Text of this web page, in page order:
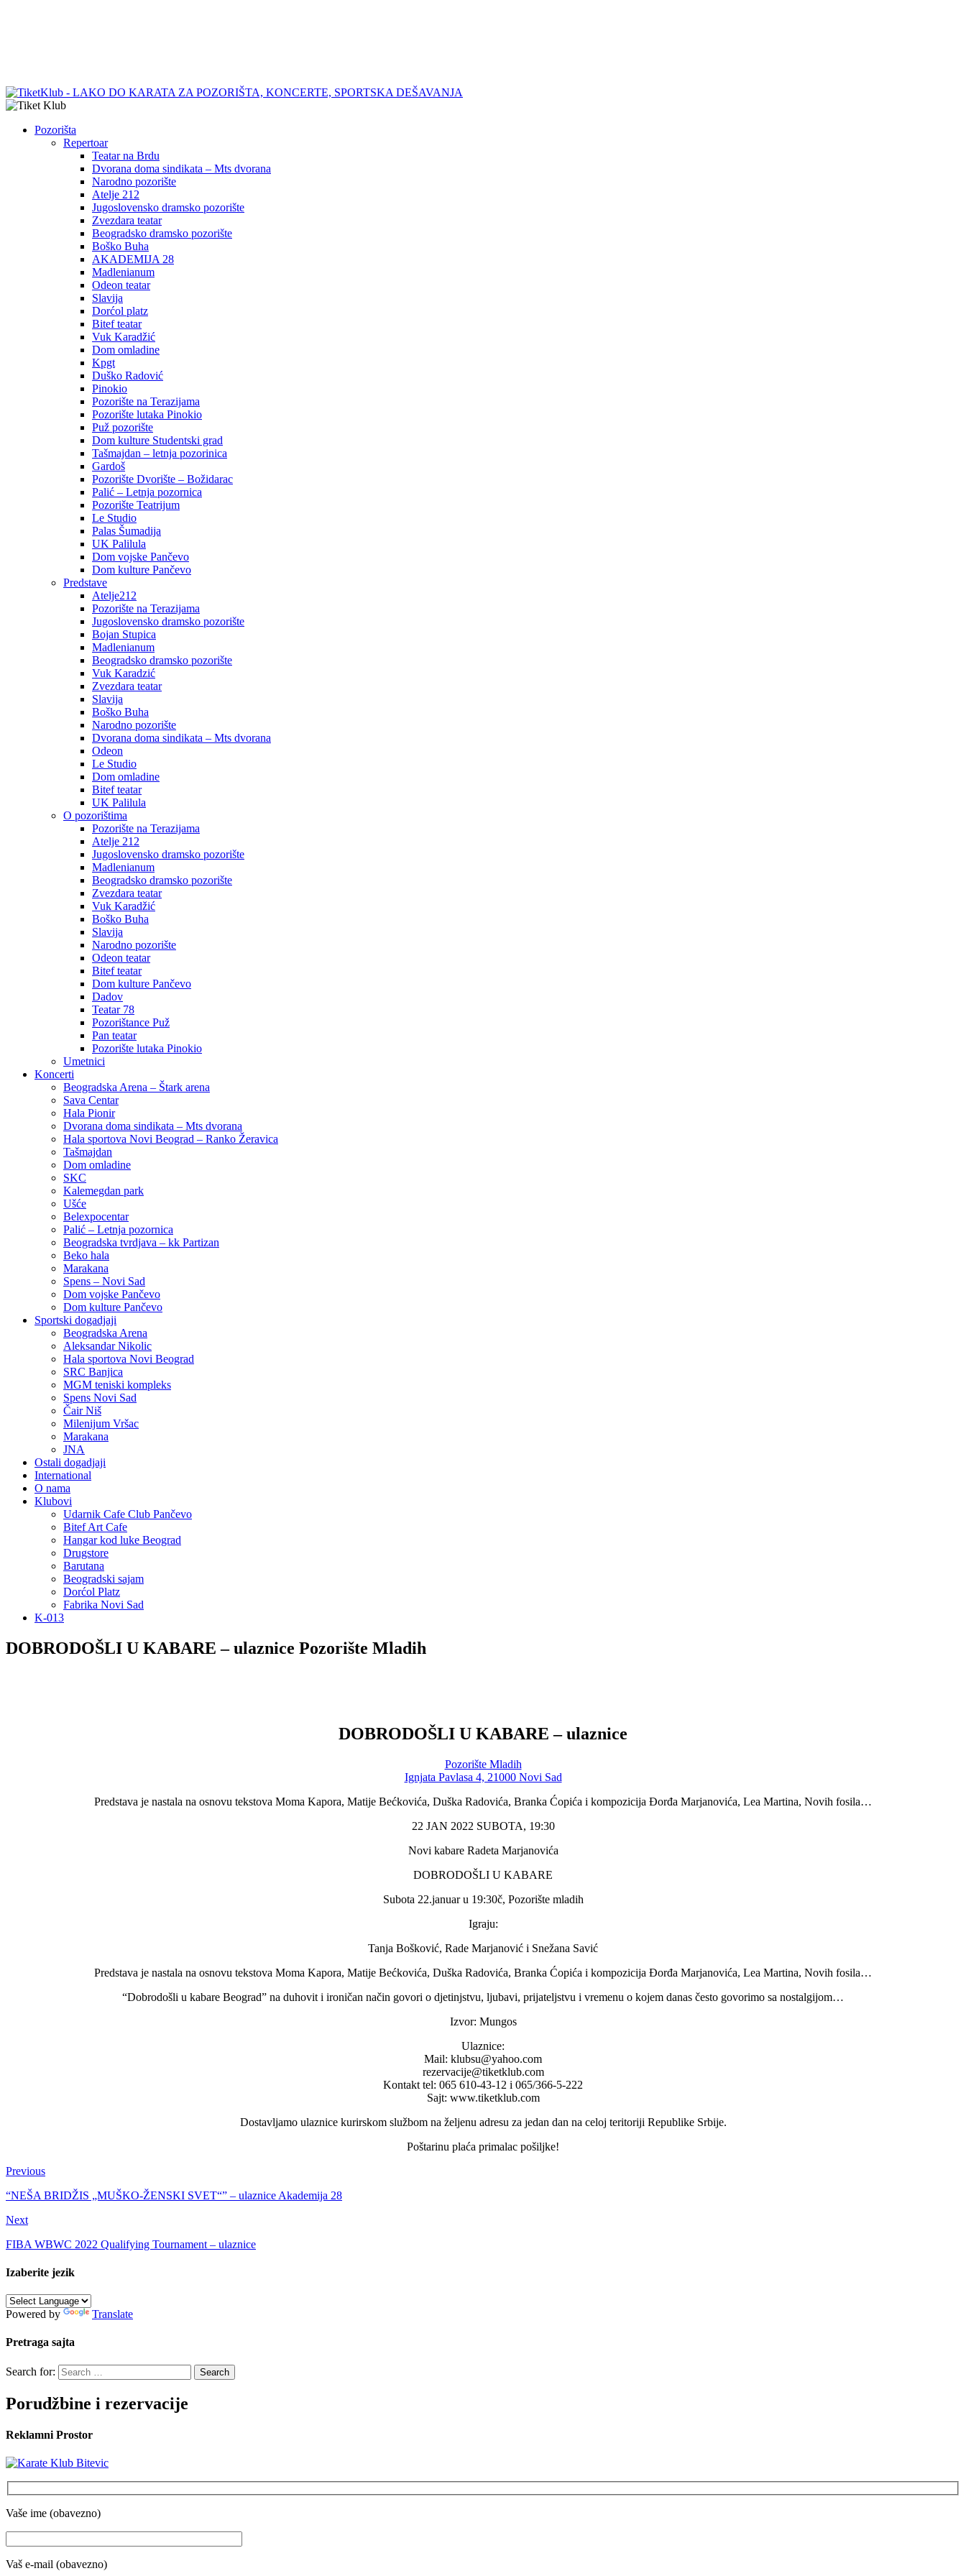
Pozorišta
Repertoar
Teatar na Brdu
Dvorana doma sindikata – Mts dvorana
Narodno pozorište
Atelje 212
Jugoslovensko dramsko pozorište
Zvezdara teatar
Beogradsko dramsko pozorište
Boško Buha
AKADEMIJA 28
Madlenianum
Odeon teatar
Slavija
Dorćol platz
Bitef teatar
Vuk Karadžić
Dom omladine
Kpgt
Duško Radović
Pinokio
Pozorište na Terazijama
Pozorište lutaka Pinokio
Puž pozorište
Dom kulture Studentski grad
Tašmajdan – letnja pozorinica
Gardoš
Pozorište Dvorište – Božidarac
Palić – Letnja pozornica
Pozorište Teatrijum
Le Studio
Palas Šumadija
UK Palilula
Dom vojske Pančevo
Dom kulture Pančevo
Predstave
Atelje212
Pozorište na Terazijama
Jugoslovensko dramsko pozorište
Bojan Stupica
Madlenianum
Beogradsko dramsko pozorište
Vuk Karadzić
Zvezdara teatar
Slavija
Boško Buha
Narodno pozorište
Dvorana doma sindikata – Mts dvorana
Odeon
Le Studio
Dom omladine
Bitef teatar
UK Palilula
O pozorištima
Pozorište na Terazijama
Atelje 212
Jugoslovensko dramsko pozorište
Madlenianum
Beogradsko dramsko pozorište
Zvezdara teatar
Vuk Karadžić
Boško Buha
Slavija
Narodno pozorište
Odeon teatar
Bitef teatar
Dom kulture Pančevo
Dadov
Teatar 78
Pozorištance Puž
Pan teatar
Pozorište lutaka Pinokio
Umetnici
Koncerti
Beogradska Arena – Štark arena
Sava Centar
Hala Pionir
Dvorana doma sindikata – Mts dvorana
Hala sportova Novi Beograd – Ranko Žeravica
Tašmajdan
Dom omladine
SKC
Kalemegdan park
Ušće
Belexpocentar
Palić – Letnja pozornica
Beogradska tvrdjava – kk Partizan
Beko hala
Marakana
Spens – Novi Sad
Dom vojske Pančevo
Dom kulture Pančevo
Sportski dogadjaji
Beogradska Arena
Aleksandar Nikolic
Hala sportova Novi Beograd
SRC Banjica
MGM teniski kompleks
Spens Novi Sad
Čair Niš
Milenijum Vršac
Marakana
JNA
Ostali dogadjaji
International
O nama
Klubovi
Udarnik Cafe Club Pančevo
Bitef Art Cafe
Hangar kod luke Beograd
Drugstore
Barutana
Beogradski sajam
Dorćol Platz
Fabrika Novi Sad
K-013
DOBRODOŠLI U KABARE – ulaznice Pozorište Mladih
DOBRODOŠLI U KABARE – ulaznice
Pozorište Mladih
Ignjata Pavlasa 4, 21000 Novi Sad
Predstava je nastala na osnovu tekstova Moma Kapora, Matije Bećkovića, Duška Radovića, Branka Ćopića i kompozicija Đorđa Marjanovića, Lea Martina, Novih fosila…
22 JAN 2022 SUBOTA, 19:30
Novi kabare Radeta Marjanovića
DOBRODOŠLI U KABARE
Subota 22.januar u 19:30č, Pozorište mladih
Igraju:
Tanja Bošković, Rade Marjanović i Snežana Savić
Predstava je nastala na osnovu tekstova Moma Kapora, Matije Bećkovića, Duška Radovića, Branka Ćopića i kompozicija Đorđa Marjanovića, Lea Martina, Novih fosila…
“Dobrodošli u kabare Beograd” na duhovit i ironičan način govori o djetinjstvu, ljubavi, prijateljstvu i vremenu o kojem danas često govorimo sa nostalgijom…
Izvor: Mungos
Ulaznice:
Mail: klubsu@yahoo.com
rezervacije@tiketklub.com
Kontakt tel: 065 610-43-12 i 065/366-5-222
Sajt: www.tiketklub.com
Dostavljamo ulaznice kurirskom službom na željenu adresu za jedan dan na celoj teritoriji Republike Srbije.
Poštarinu plaća primalac pošiljke!
Previous
“NEŠA BRIDŽIS „MUŠKO-ŽENSKI SVET“” – ulaznice Akademija 28
Next
FIBA WBWC 2022 Qualifying Tournament – ulaznice
Izaberite jezik
Powered by Translate
Pretraga sajta
Search for:
Porudžbine i rezervacije
Reklamni Prostor
Vaše ime (obavezno)
Vaš e-mail (obavezno)